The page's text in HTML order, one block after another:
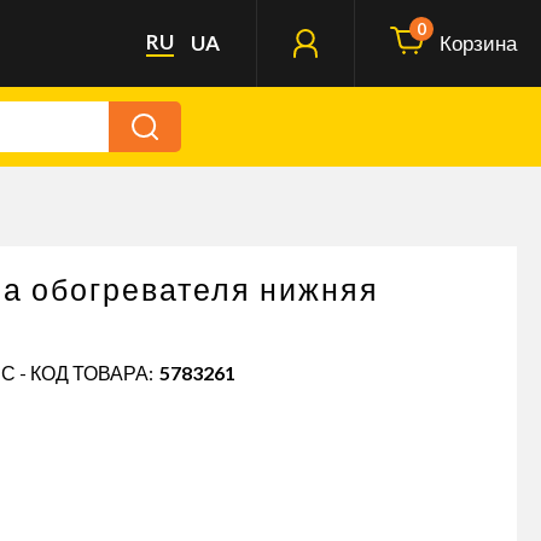
RU UA
0
Корзина
обогревателя нижняя
- КОД ТОВАРА: 5783261